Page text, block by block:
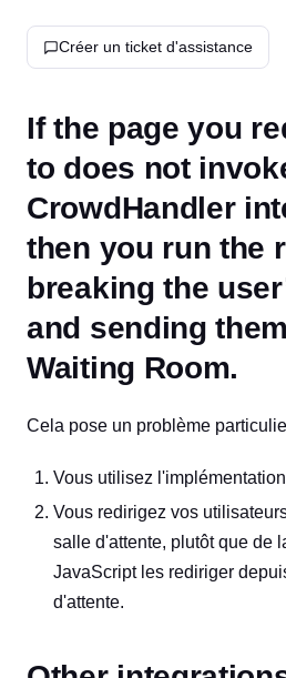
Créer un ticket d'assistance
If the page you
to does not
CrowdHandler
then you run the
breaking the
and sending
Waiting Room.
Cela pose un problème
Vous utilisez
Vous redirigez vos
salle d'attente, plutôt que de
JavaScript les rediriger
d'attente.